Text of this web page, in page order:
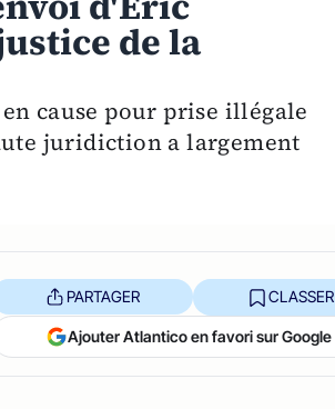
de la
cause pour prise illégale
juridiction a largement
PARTAGER CLASSER
Ajouter Atlantico en favori sur Google